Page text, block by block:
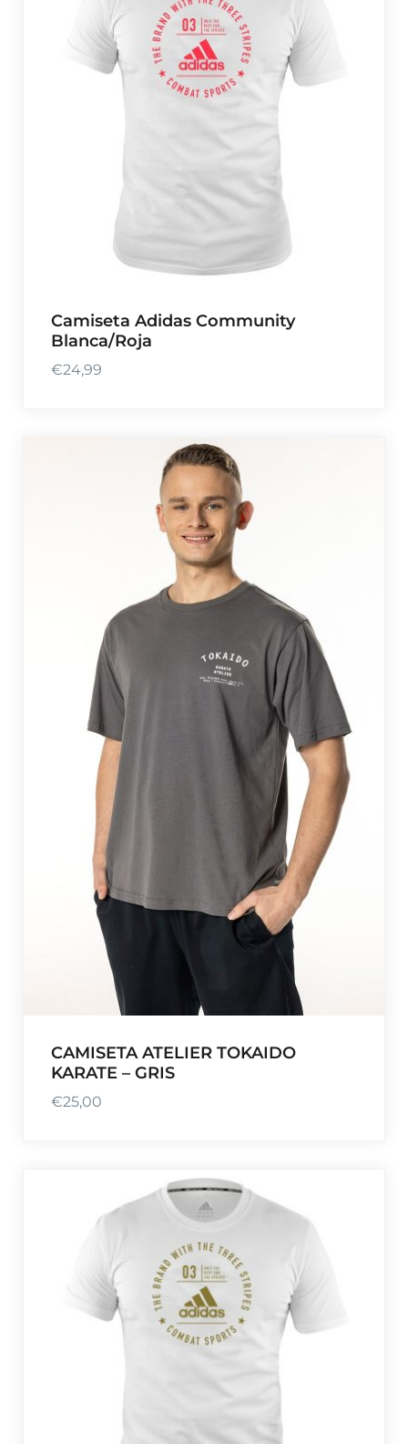
Camiseta Adidas Community
Blanca/Roja
€24,99
CAMISETA ATELIER TOKAIDO
KARATE – GRIS
€25,00